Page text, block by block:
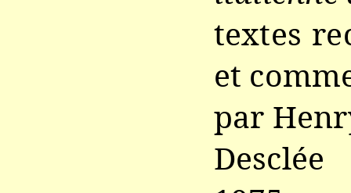
textes
et
par